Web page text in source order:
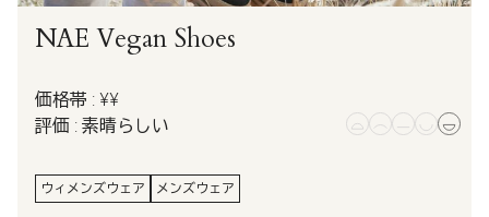
NAE Vegan Shoes
価格帯 : ¥¥
評価 : 素晴らしい
ウィメンズウェア メンズウェア